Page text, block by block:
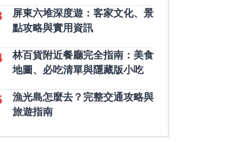
屏東六堆深度遊：客家文化、景
點攻略與實用資訊
林百貨附近餐廳完全指南：美食
地圖、必吃清單與隱藏版小吃
漁光島怎麼去？完整交通攻略與
旅遊指南